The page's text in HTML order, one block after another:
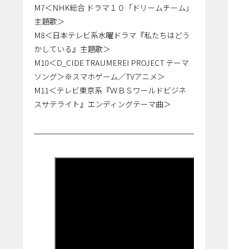
M7＜NHK総合 ドラマ１０「ドリームチーム」
主題歌＞
M8＜日本テレビ系水曜ドラマ『私たちはどう
かしている』主題歌＞
M10＜D_CIDE TRAUMEREI PROJECT テーマ
ソング＞※スマホゲーム／TVアニメ＞
M11＜テレビ東京系『ＷＢＳワールドビジネ
スサテライト』エンディングテーマ曲＞